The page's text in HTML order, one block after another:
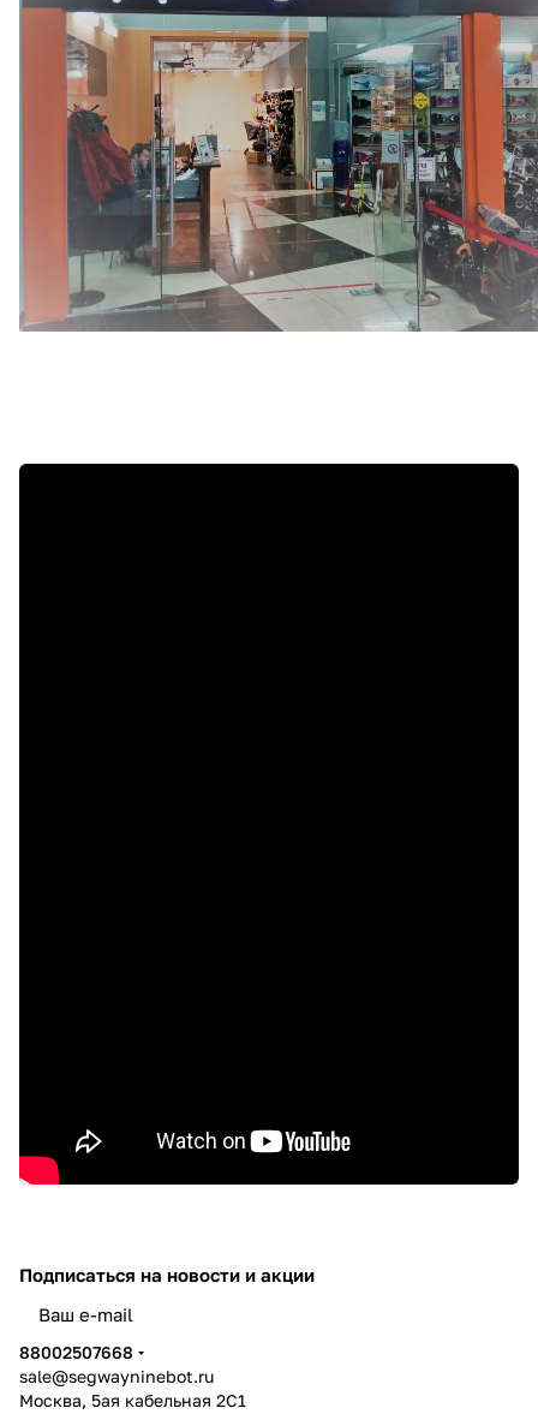
Подписаться на новости и акции
88002507668
sale@segwayninebot.ru
Москва, 5ая кабельная 2С1